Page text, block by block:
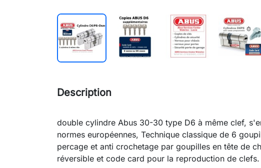
Description
double cylindre Abus 30-30 type D6 à même clef,
normes européennes, Technique classique de 6
percage et anti crochetage par goupilles en tête de
réversible et code card pour la reproduction de clefs.